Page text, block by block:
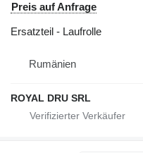
Preis auf Anfrage
Ersatzteil - Laufrolle
Rumänien
ROYAL DRU SRL